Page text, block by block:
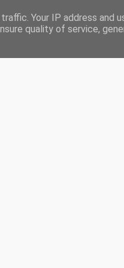
CHALLENGES PARTENARIATS
Your IP address and
quality of service,